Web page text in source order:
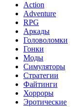
Action
Adventure
RPG
Аркады
Головоломки
Гонки
Моды
Симуляторы
Стратегии
Файтинги
Хорроры
Эротические